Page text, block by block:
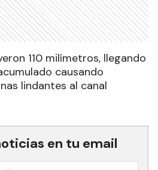
110 milímetros, llegando
causando
lindantes al canal
en tu email